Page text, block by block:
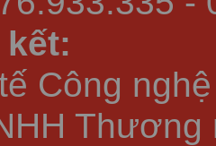
Công
Thương